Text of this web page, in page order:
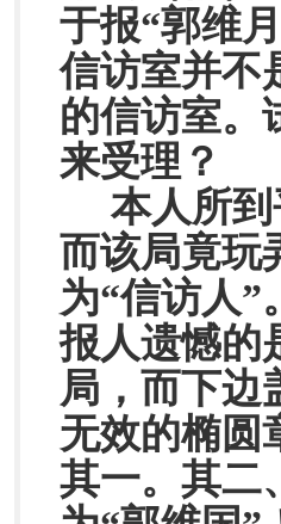
于报“郭维
信访室并不
的信访室。
来受理？
本人所
而该局竟玩
为“信访人”
报人遗憾的
局，而下边
无效的椭圆
其一。其二